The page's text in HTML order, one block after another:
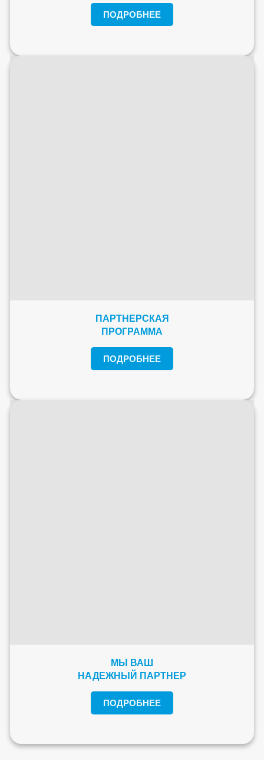
ПОДРОБНЕЕ
ПАРТНЕРСКАЯ
ПРОГРАММА
ПОДРОБНЕЕ
МЫ ВАШ
НАДЕЖНЫЙ ПАРТНЕР
ПОДРОБНЕЕ